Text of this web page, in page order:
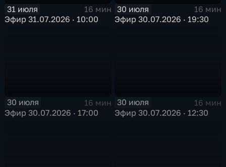
31 июля
16 мин
Эфир 31.07.2026 · 10:00
30 июля
16 мин
Эфир 30.07.2026 · 19:30
30 июля
16 мин
Эфир 30.07.2026 · 17:00
30 июля
16 мин
Эфир 30.07.2026 · 12:30